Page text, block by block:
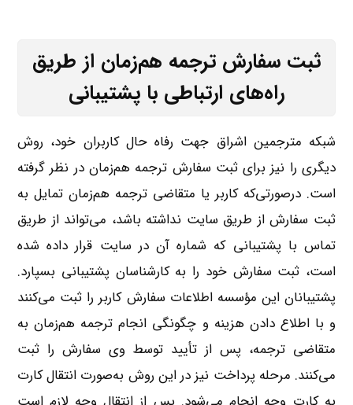
ثبت سفارش ترجمه هم‌زمان از طریق
راه‌های ارتباطی با پشتیبانی
شبکه مترجمین اشراق جهت رفاه حال کاربران خود، روش
دیگری را نیز برای ثبت سفارش ترجمه هم‌زمان در نظر گرفته
است. درصورتی‌که کاربر یا متقاضی ترجمه هم‌زمان تمایل به
ثبت سفارش از طریق سایت نداشته باشد، می‌تواند از طریق
تماس با پشتیبانی که شماره آن در سایت قرار داده شده
است، ثبت سفارش خود را به کارشناسان پشتیبانی بسپارد.
پشتیبانان این مؤسسه اطلاعات سفارش کاربر را ثبت می‌کنند
و با اطلاع دادن هزینه و چگونگی انجام ترجمه هم‌زمان به
متقاضی ترجمه، پس از تأیید توسط وی سفارش را ثبت
می‌کنند. مرحله پرداخت نیز در این روش به‌صورت انتقال کارت